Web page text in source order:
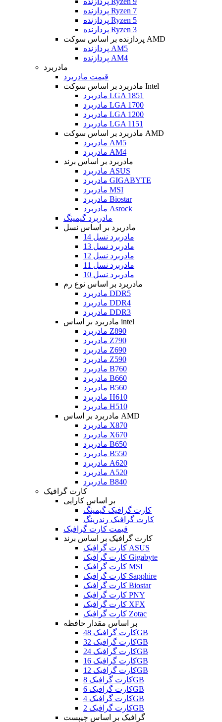
پردازنده Ryzen 7
پردازنده Ryzen 5
پردازنده Ryzen 3
پردازنده بر اساس سوکت AMD
پردازنده AM5
پردازنده AM4
مادربرد
قیمت مادربرد
مادربرد بر اساس سوکت Intel
مادربرد LGA 1851
مادربرد LGA 1700
مادربرد LGA 1200
مادربرد LGA 1151
مادربرد بر اساس سوکت AMD
مادربرد AM5
مادربرد AM4
مادربرد بر اساس برند
مادربرد ASUS
مادربرد GIGABYTE
مادربرد MSI
مادربرد Biostar
مادربرد Asrock
مادربرد گیمینگ
مادربرد بر اساس نسل
مادربرد نسل 14
مادربرد نسل 13
مادربرد نسل 12
مادربرد نسل 11
مادربرد نسل 10
مادربرد بر اساس نوع رم
مادربرد DDR5
مادربرد DDR4
مادربرد DDR3
مادربرد بر اساس intel
مادربرد Z890
مادربرد Z790
مادربرد Z690
مادربرد Z590
مادربرد B760
مادربرد B660
مادربرد B560
مادربرد H610
مادربرد H510
مادربرد بر اساس AMD
مادربرد X870
مادربرد X670
مادربرد B650
مادربرد B550
مادربرد A620
مادربرد A520
مادربرد B840
کارت گرافیک
بر اساس کارایی
کارت گرافیک گیمینگ
کارت گرافیک رندرینگ
قیمت کارت گرافیک
کارت گرافیک بر اساس برند
کارت گرافیک ASUS
کارت گرافیک Gigabyte
کارت گرافیک MSI
کارت گرافیک Sapphire
کارت گرافیک Biostar
کارت گرافیک PNY
کارت گرافیک XFX
کارت گرافیک Zotac
بر اساس مقدار حافظه
کارت گرافیک 48GB
کارت گرافیک 32GB
کارت گرافیک 24GB
کارت گرافیک 16GB
کارت گرافیک 12GB
کارت گرافیک 8GB
کارت گرافیک 6GB
کارت گرافیک 4GB
کارت گرافیک 2GB
گرافیک بر اساس چیپست